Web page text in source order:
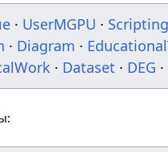
· UserMGPU ·
· Diagram ·
· Dataset · DEG ·